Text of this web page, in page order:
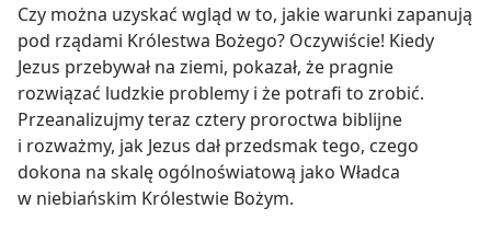
Czy można uzyskać wgląd w to, jakie warunki zapanują
pod rządami Królestwa Bożego? Oczywiście! Kiedy
Jezus przebywał na ziemi, pokazał, że pragnie
rozwiązać ludzkie problemy i że potrafi to zrobić.
Przeanalizujmy teraz cztery proroctwa biblijne
i rozważmy, jak Jezus dał przedsmak tego, czego
dokona na skalę ogólnoświatową jako Władca
w niebiańskim Królestwie Bożym.